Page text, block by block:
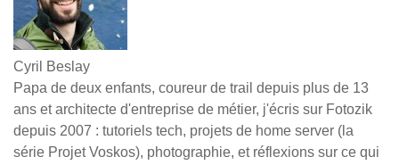
Cyril Beslay
Papa de deux enfants, coureur de trail depuis plus de 13
ans et architecte d'entreprise de métier, j'écris sur Fotozik
depuis 2007 : tutoriels tech, projets de home server (la
série Projet Voskos), photographie, et réflexions sur ce qui